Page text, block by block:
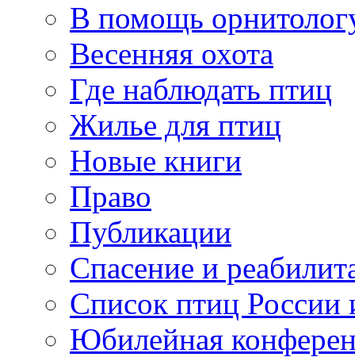
В помощь
Весенняя охота
Где наблюдать птиц
Жилье для птиц
Новые книги
Право
Публикации
Спасение и
Список птиц России
Юбилейная